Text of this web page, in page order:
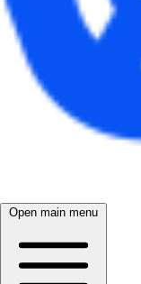
Open main menu